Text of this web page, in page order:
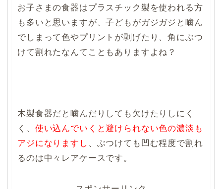
お子さまの食器はプラスチック製を使われる方
も多いと思いますが、子どもがガジガジと噛ん
でしまって色やプリントが剥げたり、角にぶつ
けて割れたなんてこともありますよね？
木製食器だと噛んだりしても欠けたりしにく
く、 使い込んでいくと避けられない色の濃淡も
アジになりますし 、ぶつけても凹む程度で割れ
るのは中々レアケースです。